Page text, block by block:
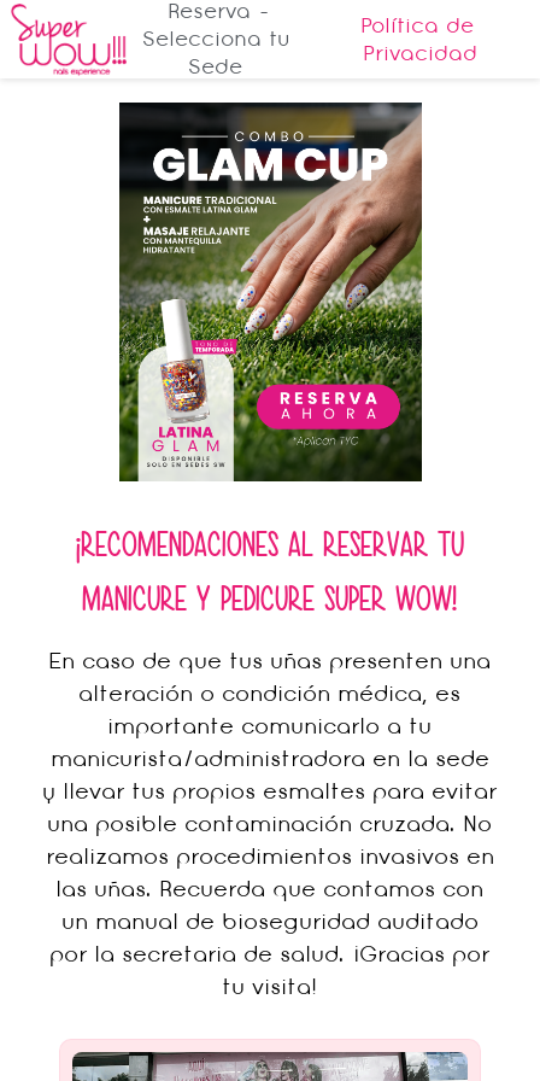
Selecciona tu
Sede
Política de
Privacidad
¡RECOMENDACIONES AL RESERVAR TU
MANICURE Y PEDICURE SUPER WOW!
En caso de que tus uñas presenten una
alteración o condición médica, es
importante comunicarlo a tu
manicurista/administradora en la sede
y llevar tus propios esmaltes para evitar
una posible contaminación cruzada. No
realizamos procedimientos invasivos en
las uñas. Recuerda que contamos con
un manual de bioseguridad auditado
por la secretaria de salud. ¡Gracias por
tu visita!